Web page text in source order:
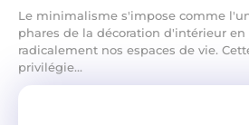
Le minimalisme s'impose comme
phares de la décoration d'intérieur en
radicalement nos espaces de vie.
privilégie...